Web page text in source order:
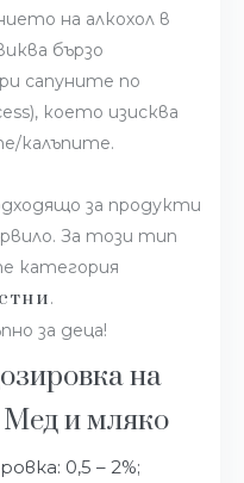
на алкохол в
бързо
сапуните по
което изисква
калъпите.
за продукти
За този тип
категория
.
за деца!
на
и мляко
0,5 – 2%;